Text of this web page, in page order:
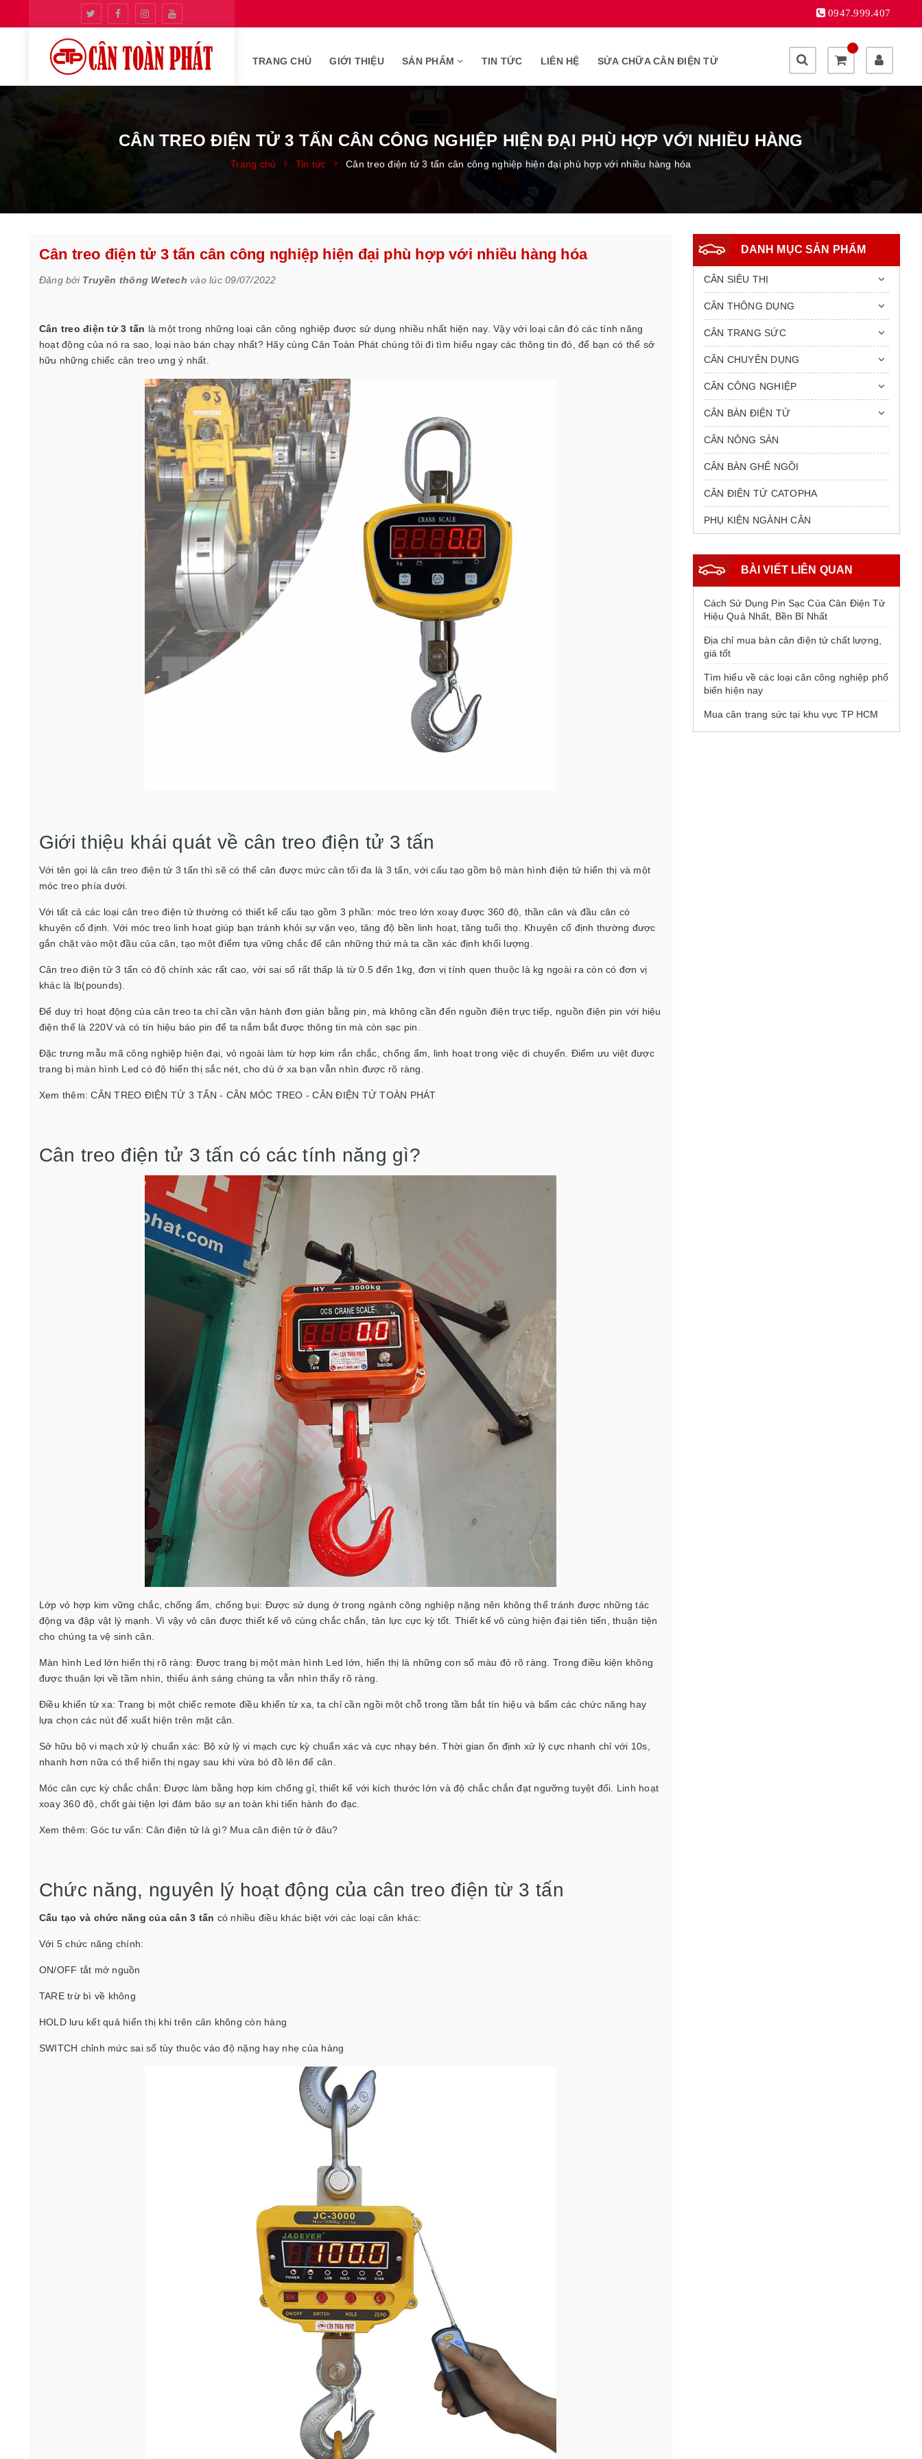
0947.999.407
TRANG CHỦ GIỚI THIỆU SẢN PHẨM TIN TỨC LIÊN HỆ SỬA CHỮA CÂN ĐIỆN TỬ
CÂN TREO ĐIỆN TỬ 3 TẤN CÂN CÔNG NGHIỆP HIỆN ĐẠI PHÙ HỢP VỚI NHIỀU HÀNG
Trang chủ Tin tức Cân treo điện tử 3 tấn cân công nghiệp hiện đại phù hợp với nhiều hàng hóa
Cân treo điện tử 3 tấn cân công nghiệp hiện đại phù hợp với nhiều hàng hóa
Đăng bởi Truyền thông Wetech vào lúc 09/07/2022
Cân treo điện tử 3 tấn là một trong những loại cân công nghiệp được sử dụng nhiều nhất hiện nay. Vậy với loại cân đó các tính năng
hoạt động của nó ra sao, loại nào bán chạy nhất? Hãy cùngCân Toàn Phát chúng tôi đi tìm hiểu ngay các thông tin đó, để bạn có thể sở
hữu những chiếc cân treo ưng ý nhất.
Giới thiệu khái quát về cân treo điện tử 3 tấn
Với tên gọi là cân treo điện tử 3 tấn thì sẽ có thể cân được mức cân tối đa là 3 tấn, với cấu tạo gồm bộ màn hình điện tử hiển thị và một
móc treo phía dưới.
Với tất cả các loại cân treo điện tử thường có thiết kế cấu tạo gồm 3 phần: móc treo lớn xoay được 360 độ, thần cân và đầu cân có
khuyên cố định. Với móc treo linh hoạt giúp bạn tránh khỏi sự vặn vẹo, tăng độ bền linh hoạt, tăng tuổi thọ. Khuyên cố định thường được
gắn chặt vào một đầu của cân, tạo một điểm tựa vững chắc để cân những thứ mà ta cần xác định khối lượng.
Cân treo điện tử 3 tấn có độ chính xác rất cao, với sai số rất thấp là từ 0.5 đến 1kg, đơn vị tính quen thuộc là kg ngoài ra còn có đơn vị
khác là lb(pounds).
Để duy trì hoạt động của cân treo ta chỉ cần vận hành đơn giản bằng pin, mà không cần đến nguồn điện trực tiếp, nguồn điện pin với hiệu
điện thế là 220V và có tín hiệu báo pin để ta nắm bắt được thông tin mà còn sạc pin.
Đặc trưng mẫu mã công nghiệp hiện đại, vỏ ngoài làm từ hợp kim rắn chắc, chống ẩm, linh hoạt trong việc di chuyển. Điểm ưu việt được
trang bị màn hình Led có độ hiển thị sắc nét, cho dù ở xa bạn vẫn nhìn được rõ ràng.
Xem thêm:CÂN TREO ĐIỆN TỬ 3 TẤN - CÂN MÓC TREO - CÂN ĐIỆN TỬ TOÀN PHÁT
Cân treo điện tử 3 tấn có các tính năng gì?
Lớp vỏ hợp kim vững chắc, chống ẩm, chống bụi: Được sử dụng ở trong ngành công nghiệp nặng nên không thể tránh được những tác
động va đập vật lý mạnh. Vì vậy vỏ cân được thiết kế vô cùng chắc chắn, tản lực cực kỳ tốt. Thiết kế vô cùng hiện đại tiên tiến, thuận tiện
cho chúng ta vệ sinh cân.
Màn hình Led lớn hiển thị rõ ràng: Được trang bị một màn hình Led lớn, hiển thị là những con số màu đỏ rõ ràng. Trong điều kiện không
được thuận lợi về tầm nhìn, thiếu ánh sáng chúng ta vẫn nhìn thấy rõ ràng.
Điều khiển từ xa: Trang bị một chiếc remote điều khiển từ xa, ta chỉ cần ngồi một chỗ trong tầm bắt tín hiệu và bấm các chức năng hay
lựa chọn các nút để xuất hiện trên mặt cân.
Sở hữu bộ vi mạch xử lý chuẩn xác: Bộ xử lý vi mạch cực kỳ chuẩn xác và cực nhạy bén. Thời gian ổn định xử lý cực nhanh chỉ với 10s,
nhanh hơn nữa có thể hiển thị ngay sau khi vừa bỏ đồ lên để cân.
Móc cân cực kỳ chắc chắn: Được làm bằng hợp kim chống gỉ, thiết kế với kích thước lớn và độ chắc chắn đạt ngưỡng tuyệt đối. Linh hoạt
xoay 360 độ, chốt gài tiện lợi đảm bảo sự an toàn khi tiến hành đo đạc.
Xem thêm:Góc tư vấn: Cân điện tử là gì? Mua cân điện tử ở đâu?
Chức năng, nguyên lý hoạt động của cân treo điện từ 3 tấn
Cấu tạo và chức năng của cân 3 tấn có nhiều điều khác biệt với các loại cân khác:
Với 5 chức năng chính:
ON/OFF tắt mở nguồn
TARE trừ bì về không
HOLD lưu kết quả hiển thị khi trên cân không còn hàng
SWITCH chỉnh mức sai số tùy thuộc vào độ nặng hay nhẹ của hàng
DANH MỤC SẢN PHẨM
CÂN SIÊU THỊ
CÂN THÔNG DỤNG
CÂN TRANG SỨC
CÂN CHUYÊN DỤNG
CÂN CÔNG NGHIỆP
CÂN BÀN ĐIỆN TỬ
CÂN NÔNG SẢN
CÂN BÀN GHẾ NGỒI
CÂN ĐIỆN TỬ CATOPHA
PHỤ KIỆN NGÀNH CÂN
BÀI VIẾT LIÊN QUAN
Cách Sử Dụng Pin Sạc Của Cân Điện Tử
Hiệu Quả Nhất, Bền Bỉ Nhất
Địa chỉ mua bàn cân điện tử chất lượng,
giá tốt
Tìm hiểu về các loại cân công nghiệp phổ
biến hiện nay
Mua cân trang sức tại khu vực TP HCM